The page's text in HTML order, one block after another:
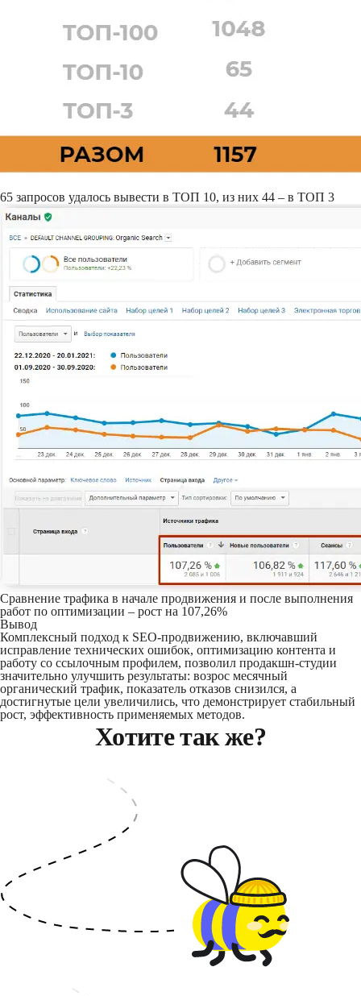
65 запросов удалось вывести в ТОП 10, из них 44 – в ТОП 3
Сравнение трафика в начале продвижения и после выполнения
работ по оптимизации – рост на 107,26%
Вывод
Комплексный подход к SEO-продвижению, включавший
исправление технических ошибок, оптимизацию контента и
работу со ссылочным профилем, позволил продакшн-студии
значительно улучшить результаты: возрос месячный
органический трафик, показатель отказов снизился, а
достигнутые цели увеличились, что демонстрирует стабильный
рост, эффективность применяемых методов.
Хотите так же?